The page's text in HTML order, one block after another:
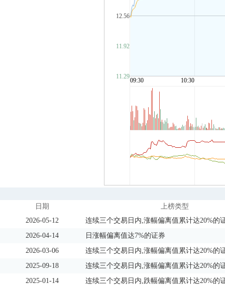
日期
上榜类型
2026-05-12
连续三个交易日内,涨幅偏离值累计达20%的
2026-04-14
日涨幅偏离值达7%的证券
2026-03-06
连续三个交易日内,涨幅偏离值累计达20%的
2025-09-18
连续三个交易日内,涨幅偏离值累计达20%的
2025-01-14
连续三个交易日内,跌幅偏离值累计达20%的